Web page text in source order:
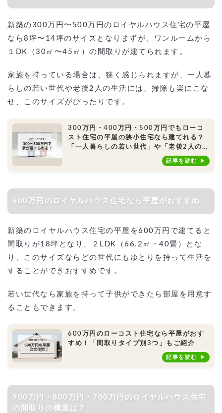
新築の300万円〜500万円のロイヤルハウス住宅の平屋
なら8坪〜14坪のサイズとなりまずが、ワンルームから
１DK（30㎡〜45㎡）の間取りが建てられます。
家族を持っている場合は、狭く感じられますが、一人暮
らしの若い世代や老後2人の生活には、掃除も楽にこな
せ、このサイズがぴったりです。
300万円・400万円・500万円でもローコ
スト住宅の平屋の狭小住宅なら建てれる？
「一人暮らしの若い世代」や「老後2人の生
活」、別荘、小屋におすすめ！
記事を読む
600万円のロイヤルハウス住宅なら平屋がおすすめ
新築のロイヤルハウス住宅の平屋を600万円で建てると
間取りが18坪となり、２LDK（66.2㎡・40畳）とな
り、このサイズならどの世代にもゆとりを持って生活を
することができおすすめです。
若い世代なら家族を持って子供ができたら部屋を用意す
ることもできます。
600万円のローコスト住宅なら平屋がおす
すめ！「間取りタイプ別3つ」もご紹介
記事を読む
900万円・800万円・700万円のロイヤルハウス住宅
の間取りの構造は？